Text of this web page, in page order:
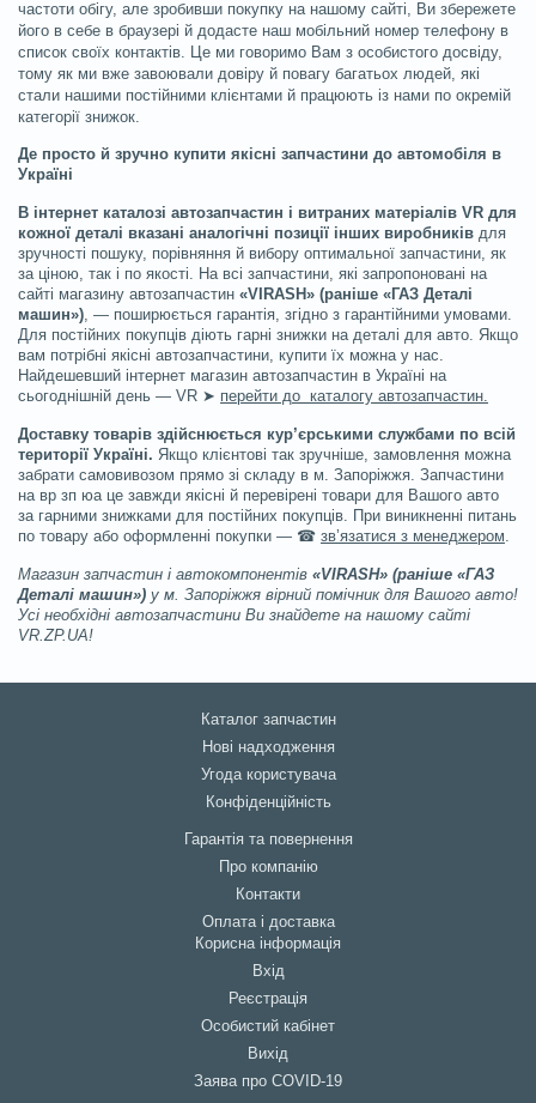
частоти обігу, але зробивши покупку на нашому сайті, Ви збережете
його в себе в браузері й додасте наш мобільний номер телефону в
список своїх контактів. Це ми говоримо Вам з особистого досвіду,
тому як ми вже завоювали довіру й повагу багатьох людей, які
стали нашими постійними клієнтами й працюють із нами по окремій
категорії знижок.
Де просто й зручно купити якісні запчастини до автомобіля в
Україні
В інтернет каталозі автозапчастин і витраних матеріалів VR для
кожної деталі вказані аналогічні позиції інших виробників для
зручності пошуку, порівняння й вибору оптимальної запчастини, як
за ціною, так і по якості. На всі запчастини, які запропоновані на
сайті магазину автозапчастин «VIRASH» (раніше «ГАЗ Деталі
машин»), — поширюється гарантія, згідно з гарантійними умовами.
Для постійних покупців діють гарні знижки на деталі для авто. Якщо
вам потрібні якісні автозапчастини, купити їх можна у нас.
Найдешевший інтернет магазин автозапчастин в Україні на
сьогоднішній день — VR ➤ перейти до каталогу автозапчастин.
Доставку товарів здійснюється кур’єрськими службами по всій
території Україні. Якщо клієнтові так зручніше, замовлення можна
забрати самовивозом прямо зі складу в м. Запоріжжя. Запчастини
на вр зп юа це завжди якісні й перевірені товари для Вашого авто
за гарними знижками для постійних покупців. При виникненні питань
по товару або оформленні покупки — ☎ зв’язатися з менеджером.
Магазин запчастин і автокомпонентів «VIRASH» (раніше «ГАЗ
Деталі машин») у м. Запоріжжя вірний помічник для Вашого авто!
Усі необхідні автозапчастини Ви знайдете на нашому сайті
VR.ZP.UA!
Каталог запчастин
Нові надходження
Угода користувача
Конфіденційність
Гарантія та повернення
Про компанію
Контакти
Оплата і доставка
Корисна інформація
Вхід
Реєстрація
Особистий кабінет
Вихід
Заява про COVID-19